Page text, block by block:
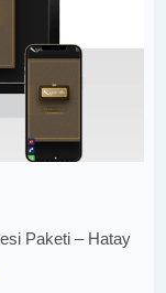
Paketi – Hatay